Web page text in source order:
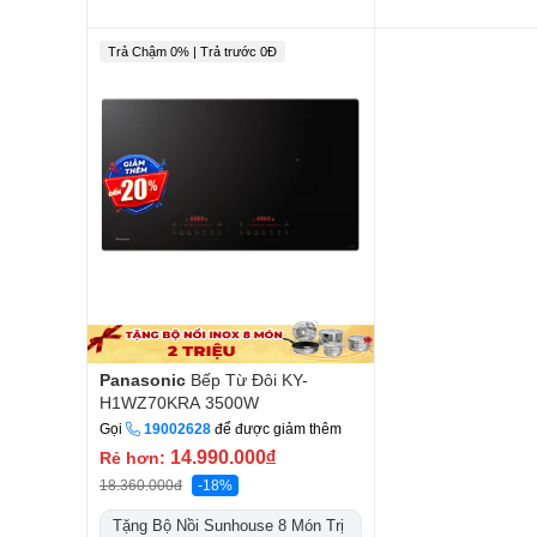
Trả Chậm 0% | Trả trước 0Đ
Panasonic Bếp Từ Đôi KY-
H1WZ70KRA 3500W
Gọi 19002628 để được giảm thêm
Rẻ hơn: 14.990.000đ
18.360.000đ -18%
Tặng Bộ Nồi Sunhouse 8 Món Trị